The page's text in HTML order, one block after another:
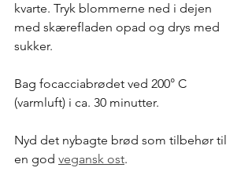
kvarte. Tryk blommerne ned i dejen
med skærefladen opad og drys med
sukker.
Bag focacciabrødet ved 200° C
(varmluft) i ca. 30 minutter.
Nyd det nybagte brød som tilbehør til
en god vegansk ost.